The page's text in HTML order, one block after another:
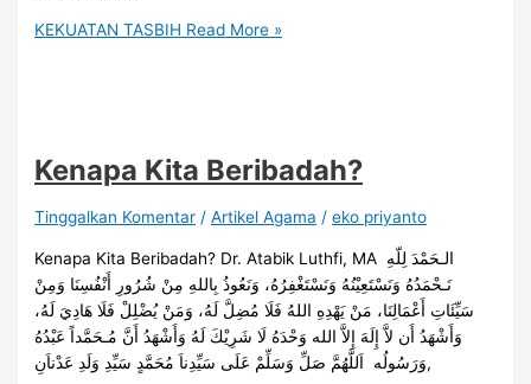
KEKUATAN TASBIH Read More »
Kenapa Kita Beribadah?
Tinggalkan Komentar /Artikel Agama /eko priyanto
Kenapa Kita Beribadah? Dr. Atabik Luthfi, MA الـحَمْدَ لِلّهِ
نَـحْمَدُهُ وَنَسْتَعِيْنُهُ وَنَسْتَغْفِرُهُ، وَنَعُوذُ بِاللهِ مِنْ شُرُورِ أَنْفُسِنَا وَمِنْ
سَيِّئَاتِ أَعْمَالِنَا، مَنْ يَهْدِهِ اللهُ فَلَا مُضِلَّ لَهُ، وَمَنْ يُضْلِلْ فَلَا هَادِيَ لَهُ،
وَأَشْهَدُ أَن لاَّ إِلَهَ إِلاَّ الله وَحْدَهُ لَا شَرِيْكَ لَهُ وَأَشْهَدُ أَنَّ مُـحَمَّداً عَبْدُهُ
وَرَسُولُه اَللَّهُمَّ صَلِّ وَسَلِّمْ عَلَى سَيِّدِناَ مُحَمَّدٍ سَيِّدِ وَلَدِ عَدْناَنِ,